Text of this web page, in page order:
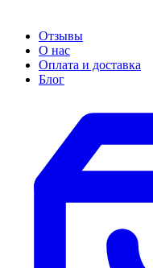
Отзывы
О нас
Оплата и доставка
Блог